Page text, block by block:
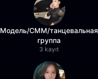
Модель/СММ/танцевальная
группа
3 kayıt